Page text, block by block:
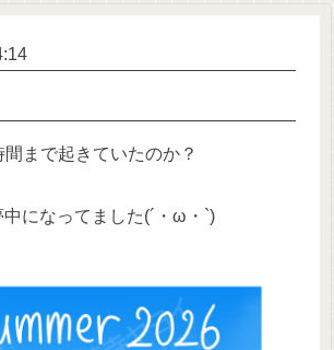
まで起きていたのか？
になってました(´・ω・`)